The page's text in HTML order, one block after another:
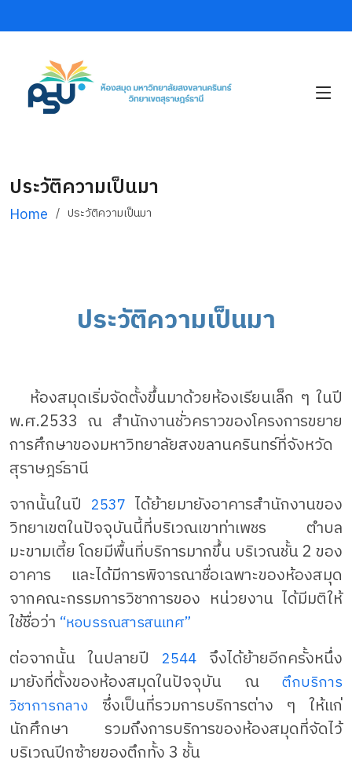
ประวัติความเป็นมา
Home ประวัติความเป็นมา
ประวัติความเป็นมา
ห้องสมุดเริ่มจัดตั้งขึ้นมาด้วยห้องเรียนเล็ก ๆ ในปี
พ.ศ.2533 ณ สำนักงานชั่วคราวของโครงการขยาย
การศึกษาของมหาวิทยาลัยสงขลานครินทร์ที่จังหวัด
สุราษฎร์ธานี
จากนั้นในปี 2537 ได้ย้ายมายังอาคารสำนักงานของ
วิทยาเขตในปัจจุบันนี้ที่บริเวณเขาท่าเพชร ตำบล
มะขามเตี้ย โดยมีพื้นที่บริการมากขึ้น บริเวณชั้น 2 ของ
อาคาร และได้มีการพิจารณาชื่อเฉพาะของห้องสมุด
จากคณะกรรมการวิชาการของ หน่วยงาน ได้มีมติให้
ใช้ชื่อว่า “หอบรรณสารสนเทศ”
ต่อจากนั้น ในปลายปี 2544 จึงได้ย้ายอีกครั้งหนึ่ง
มายังที่ตั้งของห้องสมุดในปัจจุบัน ณ ตึกบริการ
วิชาการกลาง ซึ่งเป็นที่รวมการบริการต่าง ๆ ให้แก่
นักศึกษา รวมถึงการบริการของห้องสมุดที่จัดไว้
บริเวณปีกซ้ายของตึกทั้ง 3 ชั้น